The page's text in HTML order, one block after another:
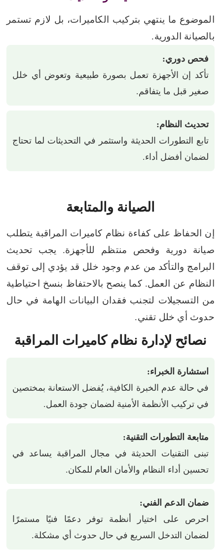
الموضوع ما ينتهي بتركيب الكاميرات، بل لازم تستمر
بالصيانة الدورية.
فحص دوري:
تأكد إن الأجهزة تعمل بصورة طبيعية وتعوض أي خلل
صغير قبل ما يتفاقم.
تحديث النظام:
تابع التطورات الحديثة واستثمر في التحديثات لما تحتاج
لضمان أفضل أداء.
الصيانة والمتابعة
إن الحفاظ على كفاءة نظام كاميرات المراقبة يتطلب
صيانة دورية وفحص منتظم للأجهزة. يجب تحديث
البرامج والتأكد من عدم وجود خلل قد يؤدي إلى توقف
النظام عن العمل. كما ينصح بالاحتفاظ بنسخ احتياطية
من التسجيلات لتجنب فقدان البيانات الهامة في حال
حدوث أي خلل تقني.
نصائح لإدارة نظام كاميرات المراقبة
استشارة الخبراء:
في حالة عدم الخبرة الكافية، يُفضل الاستعانة بمختصين
في تركيب الأنظمة الأمنية لضمان جودة العمل.
متابعة التطورات التقنية:
تبنى التقنيات الحديثة في مجال المراقبة يساعد في
تحسين أداء النظام والأمان العام للمكان.
ضمان الدعم الفني:
احرص على اختيار أنظمة توفر دعمًا فنيًا مستمرًا
لضمان التدخل السريع في حال حدوث أي مشكلة.